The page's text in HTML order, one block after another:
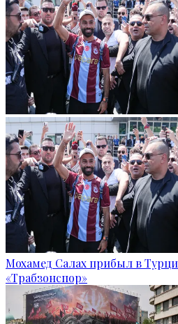
Мохамед Салах прибыл в
«Трабзонспор»